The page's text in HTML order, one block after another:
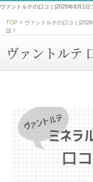
ヴァントルテの口コミ|2026年8月1
TOP > ヴァントルテの口コミ
証！
ヴァントルテ